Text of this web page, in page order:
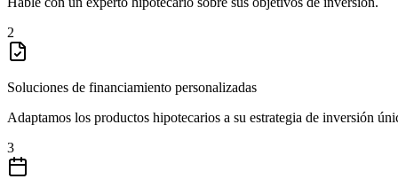
2
Soluciones de financiamiento personalizadas
Adaptamos los productos hipotecarios a su estrategia de inversión
3